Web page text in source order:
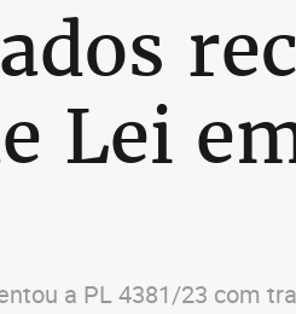
Lei
a PL 4381/23 com